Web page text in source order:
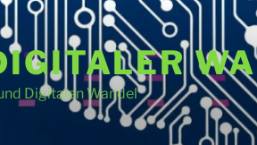
Digitalen Wandel